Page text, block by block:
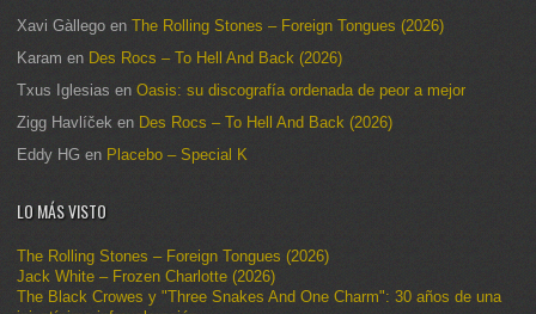
Xavi Gàllego en The Rolling Stones – Foreign Tongues (2026)
Karam en Des Rocs – To Hell And Back (2026)
Txus Iglesias en Oasis: su discografía ordenada de peor a mejor
Zigg Havlíček en Des Rocs – To Hell And Back (2026)
Eddy HG en Placebo – Special K
LO MÁS VISTO
The Rolling Stones – Foreign Tongues (2026)
Jack White – Frozen Charlotte (2026)
The Black Crowes y "Three Snakes And One Charm": 30 años de una